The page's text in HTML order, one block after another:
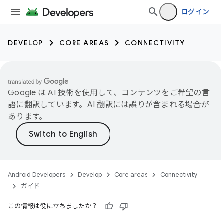
ログイン
DEVELOP CORE AREAS CONNECTIVITY
Google は AI 技術を使用して、コンテンツをご希望の言
語に翻訳しています。AI 翻訳には誤りが含まれる場合が
あります。
Android Developers Develop Core areas
Connectivity
ガイド
この情報は役に立ちましたか？